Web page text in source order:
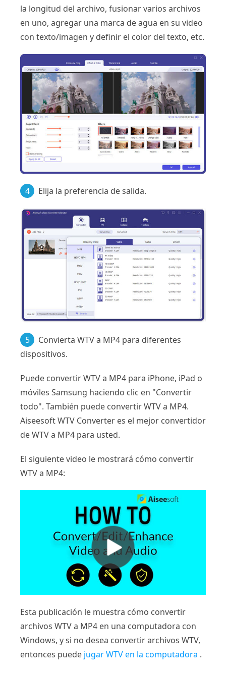
la longitud del archivo, fusionar varios archivos
en uno, agregar una marca de agua en su video
con texto/imagen y definir el color del texto, etc.
4 Elija la preferencia de salida.
5
Convierta WTV a MP4 para diferentes
dispositivos.
Puede convertir WTV a MP4 para iPhone, iPad o
móviles Samsung haciendo clic en "Convertir
todo". También puede convertir WTV a MP4.
Aiseesoft WTV Converter es el mejor convertidor
de WTV a MP4 para usted.
El siguiente video le mostrará cómo convertir
WTV a MP4:
Esta publicación le muestra cómo convertir
archivos WTV a MP4 en una computadora con
Windows, y si no desea convertir archivos WTV,
entonces puede jugar WTV en la computadora .